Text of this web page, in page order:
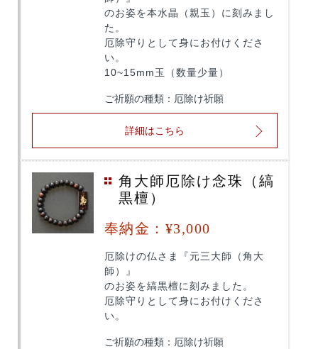
のお姿を本水晶（親玉）に刻みまし
た。
厄除守りとして身にお付けくださ
い。
10~15mm玉（数量少量）
ご祈願の種類：厄除け祈願
詳細はこちら
角大師厄除け念珠（縞
黒檀）
奉納金：¥3,000
厄除けの仏さま『元三大師（角大
師）』
のお姿を縞黒檀に刻みました。
厄除守りとして身にお付けくださ
い。
ご祈願の種類：厄除け祈願